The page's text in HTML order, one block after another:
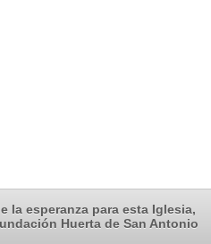
la esperanza para esta Iglesia,
Huerta de San Antonio